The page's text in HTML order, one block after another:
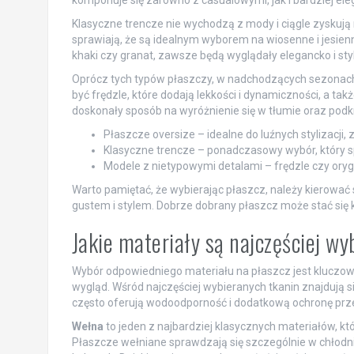
Klasyczne trencze nie wychodzą z mody i ciągle
sprawiają, że są idealnym wyborem na wiosenne i
khaki czy granat, zawsze będą wyglądały elegancko i
Oprócz tych typów płaszczy, w nadchodzących
być frędzle, które dodają lekkości i dynamiczności, a
doskonały sposób na wyróżnienie się w tłumie oraz
Płaszcze oversize – idealne do luźnych
Klasyczne trencze – ponadczasowy wybór, który
Modele z nietypowymi detalami – frędzle czy
Warto pamiętać, że wybierając płaszcz, należy
gustem i stylem. Dobrze dobrany płaszcz może stać
Jakie materiały są najczęściej
Wybór odpowiedniego materiału na płaszcz jest
wygląd. Wśród najczęściej wybieranych tkanin znajdują
często oferują wodoodporność i dodatkową ochronę
Wełna to jeden z najbardziej klasycznych materiałów,
Płaszcze wełniane sprawdzają się szczególnie w